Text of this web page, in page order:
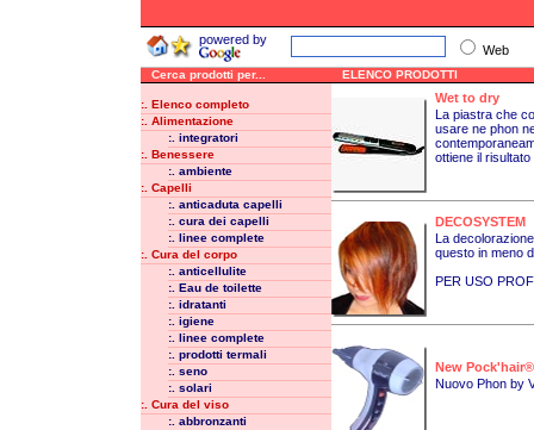
powered by
Web
Cerca prodotti per...
:. Elenco completo
:. Alimentazione
:. integratori
:. Benessere
:. ambiente
:. Capelli
:. anticaduta capelli
:. cura dei capelli
:. linee complete
:. Cura del corpo
:. anticellulite
:. Eau de toilette
:. idratanti
:. igiene
:. linee complete
:. prodotti termali
:. seno
:. solari
:. Cura del viso
:. abbronzanti
ELENCO PRODOTTI
Wet to dry
La piastra che
usare ne phon
ottiene il
DECOSYSTEM
La
questo in meno
PER USO
New Pock'hair®
Nuovo Phon by